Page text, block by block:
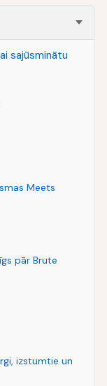
sajūsminātu
Meets
pār Brute
izstumtie un